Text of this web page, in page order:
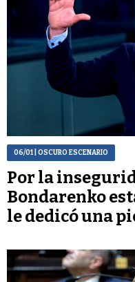
06/01| OSCURO ESCENARIO
Por la
Bondarenko
le dedicó una